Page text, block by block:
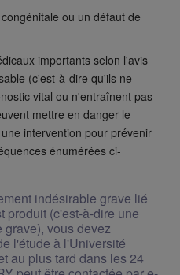
ou un défaut de
importants selon l'avis
(c'est-à-dire qu'ils ne
vital ou n'entraînent pas
mettre en danger le
intervention pour prévenir
énumérées ci-
indésirable grave lié
produit (c'est-à-dire une
vous devez
l'étude à l'Université
au plus tard dans les 24